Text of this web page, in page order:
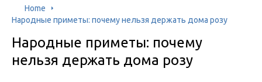
Home
Народные приметы: почему нельзя держать дома розу
Народные приметы: почему
нельзя держать дома розу